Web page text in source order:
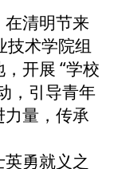
清明节来
技术学院组
开展 “学校
，引导青年
量，传承
勇就义之